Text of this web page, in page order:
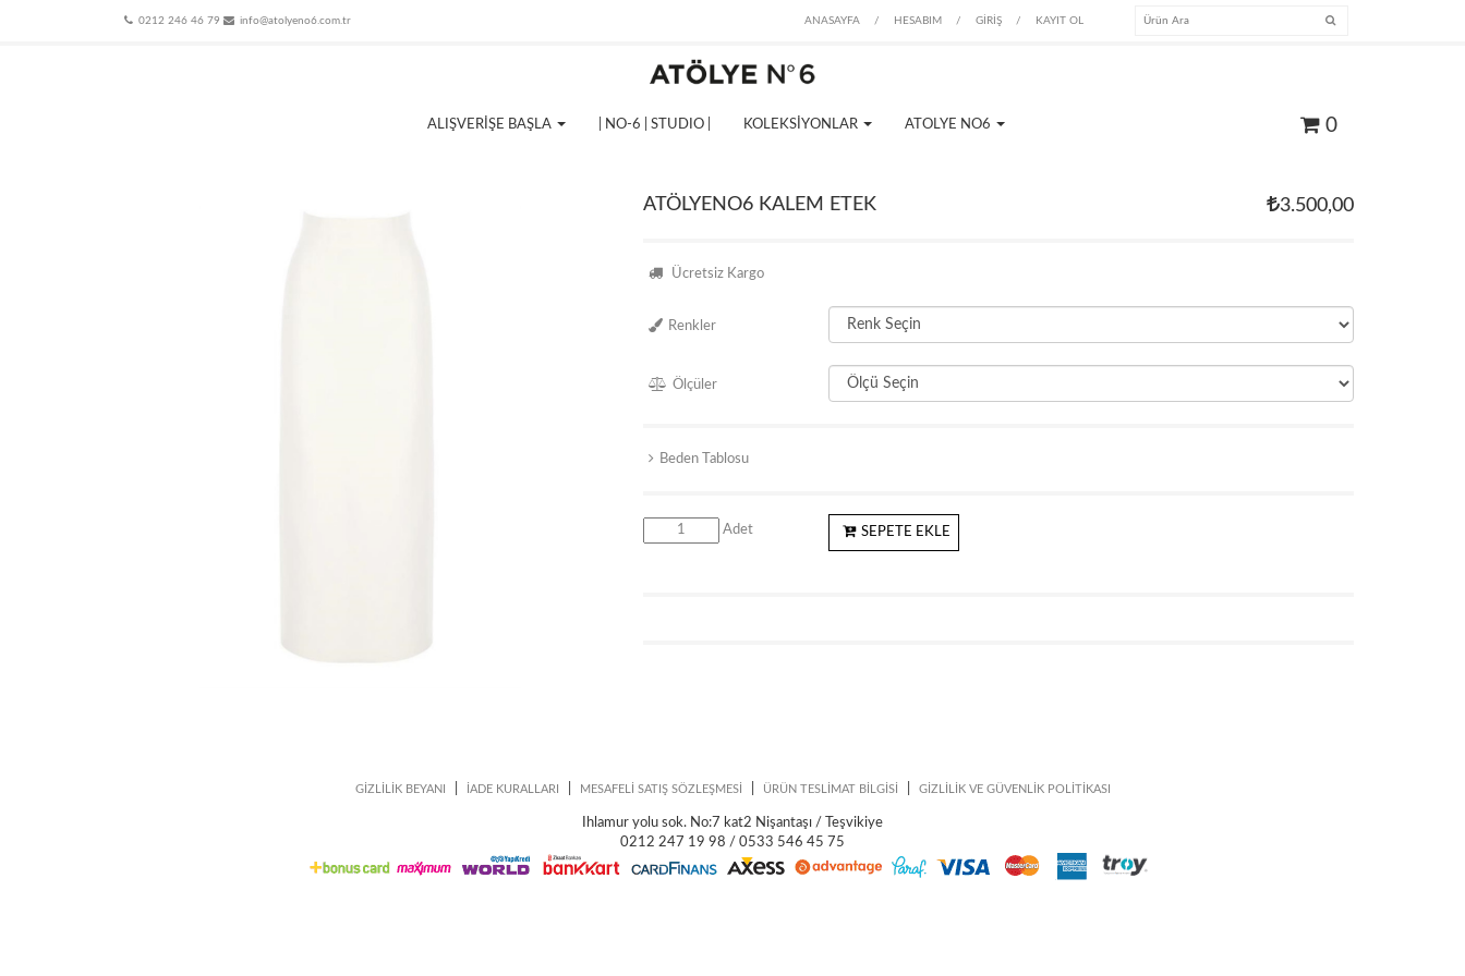
0212 246 46 79 info@atolyeno6.com.tr ANASAYFA / HESABIM / GİRİŞ / KAYIT OL
ALIŞVERİŞE BAŞLA | NO-6 | STUDIO | KOLEKSİYONLAR ATOLYE NO6 0
ATÖLYENO6 KALEM ETEK 3.500,00
Ücretsiz Kargo
Renkler
Ölçüler
Beden Tablosu
Adet SEPETE EKLE
GİZLİLİK BEYANI İADE KURALLARI MESAFELİ SATIŞ SÖZLEŞMESİ ÜRÜN TESLİMAT BİLGİSİ GİZLİLİK VE GÜVENLİK POLİTİKASI
Ihlamur yolu sok. No:7 kat2 Nişantaşı / Teşvikiye
0212 247 19 98 / 0533 546 45 75